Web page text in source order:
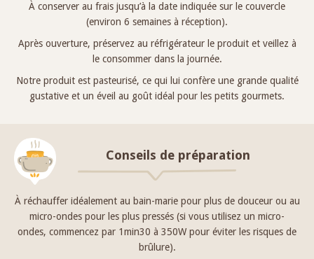
À conserver au frais jusqu’à la date indiquée sur le couvercle
(environ 6 semaines à réception).
Après ouverture, préservez au réfrigérateur le produit et veillez à
le consommer dans la journée.
Notre produit est pasteurisé, ce qui lui confère une grande qualité
gustative et un éveil au goût idéal pour les petits gourmets.
Conseils de préparation
À réchauffer idéalement au bain-marie pour plus de douceur ou au
micro-ondes pour les plus pressés (si vous utilisez un micro-
ondes, commencez par 1min30 à 350W pour éviter les risques de
brûlure).